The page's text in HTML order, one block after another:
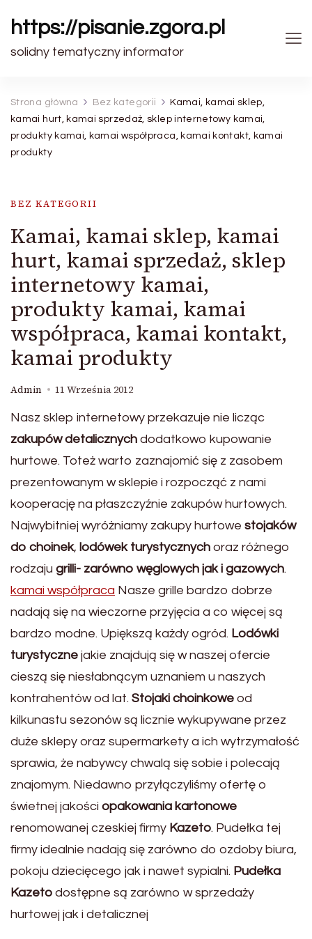
https://pisanie.zgora.pl
solidny tematyczny informator
Strona główna Bez kategorii
Kamai, kamai sklep,
kamai hurt, kamai sprzedaż, sklep internetowy kamai,
produkty kamai, kamai współpraca, kamai kontakt, kamai
produkty
BEZ KATEGORII
Kamai, kamai sklep, kamai
hurt, kamai sprzedaż, sklep
internetowy kamai,
produkty kamai, kamai
współpraca, kamai kontakt,
kamai produkty
Admin 11 Września 2012
Nasz sklep internetowy przekazuje nie licząc
zakupów detalicznych dodatkowo kupowanie
hurtowe. Toteż warto zaznajomić się z zasobem
prezentowanym w sklepie i rozpocząć z nami
kooperację na płaszczyźnie zakupów hurtowych.
Najwybitniej wyróżniamy zakupy hurtowe stojaków
do choinek, lodówek turystycznych oraz różnego
rodzaju grilli- zarówno węglowych jak i gazowych.
kamai współpraca Nasze grille bardzo dobrze
nadają się na wieczorne przyjęcia a co więcej są
bardzo modne. Upiększą każdy ogród. Lodówki
turystyczne jakie znajdują się w naszej ofercie
cieszą się niesłabnącym uznaniem u naszych
kontrahentów od lat. Stojaki choinkowe od
kilkunastu sezonów są licznie wykupywane przez
duże sklepy oraz supermarkety a ich wytrzymałość
sprawia, że nabywcy chwalą się sobie i polecają
znajomym. Niedawno przyłączyliśmy ofertę o
świetnej jakości opakowania kartonowe
renomowanej czeskiej firmy Kazeto. Pudełka tej
firmy idealnie nadają się zarówno do ozdoby biura,
pokoju dziecięcego jak i nawet sypialni. Pudełka
Kazeto dostępne są zarówno w sprzedaży
hurtowej jak i detalicznej